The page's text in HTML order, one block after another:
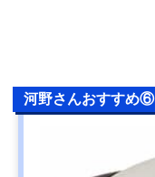
河野さんおすすめ⑥